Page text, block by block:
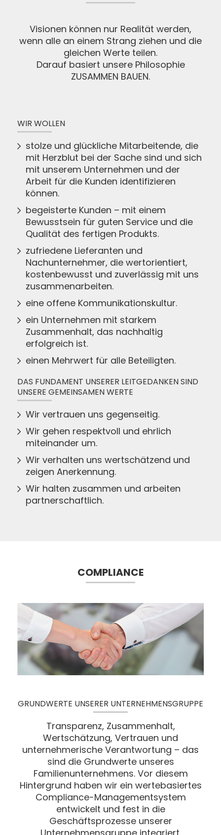
Visionen können nur Realität werden,
wenn alle an einem Strang ziehen und die
gleichen Werte teilen.
Darauf basiert unsere Philosophie
ZUSAMMEN BAUEN.
WIR WOLLEN
stolze und glückliche Mitarbeitende, die
mit Herzblut bei der Sache sind und sich
mit unserem Unternehmen und der
Arbeit für die Kunden identifizieren
können.
begeisterte Kunden – mit einem
Bewusstsein für guten Service und die
Qualität des fertigen Produkts.
zufriedene Lieferanten und
Nachunternehmer, die wertorientiert,
kostenbewusst und zuverlässig mit uns
zusammenarbeiten.
eine offene Kommunikationskultur.
ein Unternehmen mit starkem
Zusammenhalt, das nachhaltig
erfolgreich ist.
einen Mehrwert für alle Beteiligten.
DAS FUNDAMENT UNSERER LEITGEDANKEN SIND
UNSERE GEMEINSAMEN WERTE
Wir vertrauen uns gegenseitig.
Wir gehen respektvoll und ehrlich
miteinander um.
Wir verhalten uns wertschätzend und
zeigen Anerkennung.
Wir halten zusammen und arbeiten
partnerschaftlich.
COMPLIANCE
GRUNDWERTE UNSERER UNTERNEHMENSGRUPPE
Transparenz, Zusammenhalt,
Wertschätzung, Vertrauen und
unternehmerische Verantwortung – das
sind die Grundwerte unseres
Familienunternehmens. Vor diesem
Hintergrund haben wir ein wertebasiertes
Compliance-Managementsystem
entwickelt und fest in die
Geschäftsprozesse unserer